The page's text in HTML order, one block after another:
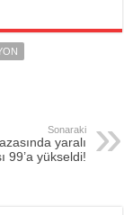
Sonaraki
yaralı
99’a yükseldi!